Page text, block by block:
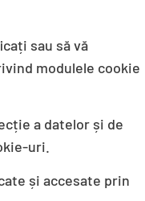
sau să vă
modulele cookie
a datelor și de
uri.
și accesate prin